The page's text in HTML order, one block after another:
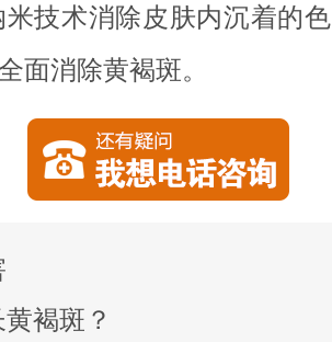
技术消除皮肤内沉着的色
面消除黄褐斑。
褐斑？